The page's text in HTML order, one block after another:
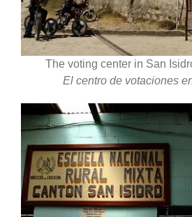
The voting center in San
El centro de votaciones